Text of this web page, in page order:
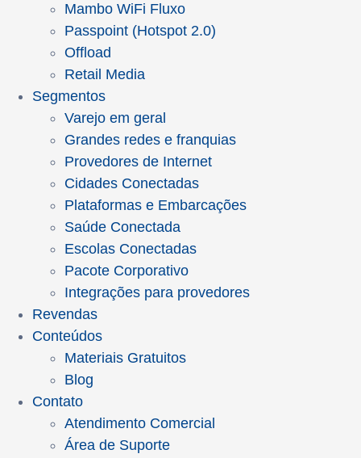
Mambo WiFi Fluxo
Passpoint (Hotspot 2.0)
Offload
Retail Media
Segmentos
Varejo em geral
Grandes redes e franquias
Provedores de Internet
Cidades Conectadas
Plataformas e Embarcações
Saúde Conectada
Escolas Conectadas
Pacote Corporativo
Integrações para provedores
Revendas
Conteúdos
Materiais Gratuitos
Blog
Contato
Atendimento Comercial
Área de Suporte